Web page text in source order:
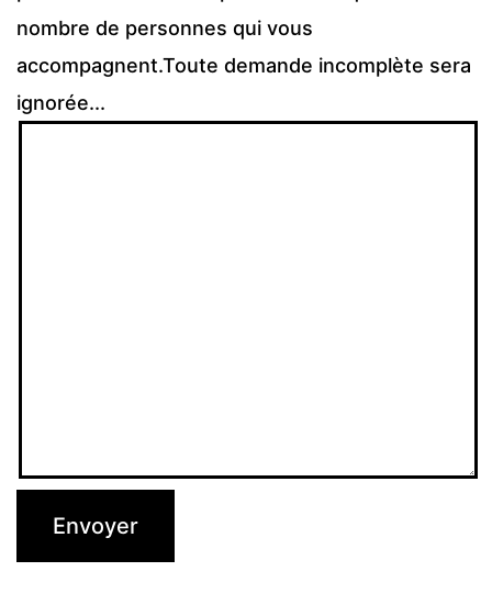
nombre de personnes qui vous
accompagnent.Toute demande incomplète sera
ignorée...